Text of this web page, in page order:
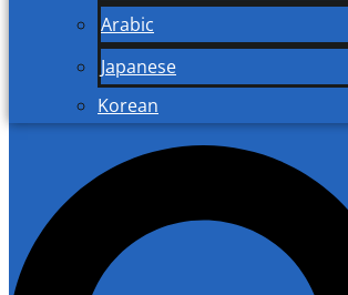
Arabic
Japanese
Korean